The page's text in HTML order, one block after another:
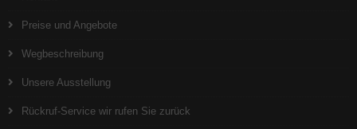
Preise und Angebote
Wegbeschreibung
Unsere Ausstellung
Rückruf-Service wir rufen Sie zurück